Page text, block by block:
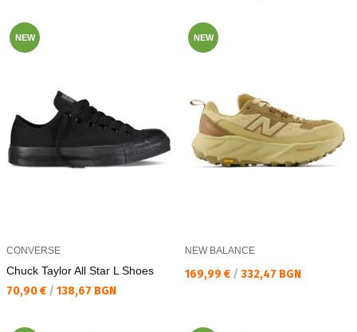
NEW
CONVERSE
Chuck Taylor All Star L Shoes
Текуща цена:
70,90 € / 138,67 BGN
NEW
NEW BALANCE
Текуща цена:
169,99 € / 332,47 BGN